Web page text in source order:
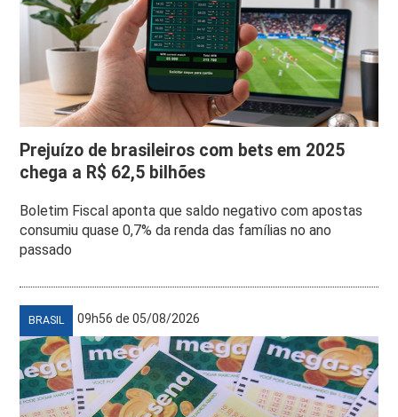
Prejuízo de brasileiros com bets em 2025
chega a R$ 62,5 bilhões
Boletim Fiscal aponta que saldo negativo com apostas
consumiu quase 0,7% da renda das famílias no ano
passado
BRASIL 09h56 de 05/08/2026